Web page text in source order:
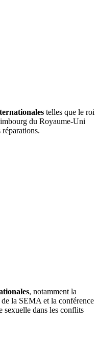
telles que le roi
du Royaume-Uni
, notamment la
la SEMA et la conférence
sexuelle dans les conflits